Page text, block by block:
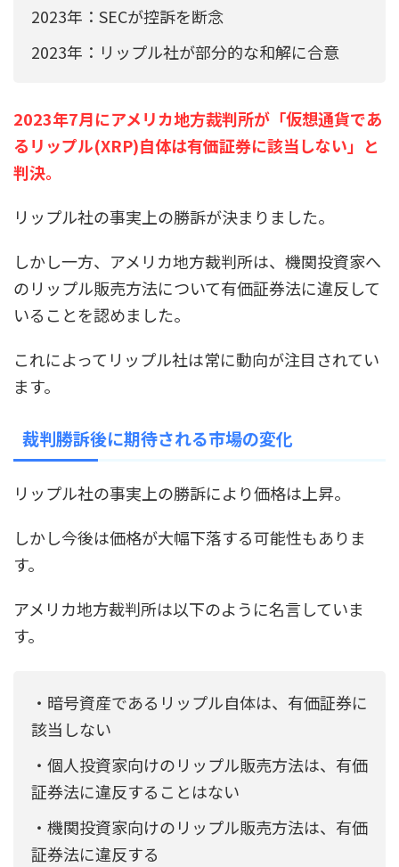
2023年：SECが控訴を断念
2023年：リップル社が部分的な和解に合意
2023年7月にアメリカ地方裁判所が「仮想通貨であ
るリップル(XRP)自体は有価証券に該当しない」と
判決。
リップル社の事実上の勝訴が決まりました。
しかし一方、アメリカ地方裁判所は、機関投資家へ
のリップル販売方法について有価証券法に違反して
いることを認めました。
これによってリップル社は常に動向が注目されてい
ます。
裁判勝訴後に期待される市場の変化
リップル社の事実上の勝訴により価格は上昇。
しかし今後は価格が大幅下落する可能性もありま
す。
アメリカ地方裁判所は以下のように名言していま
す。
・暗号資産であるリップル自体は、有価証券に
該当しない
・個人投資家向けのリップル販売方法は、有価
証券法に違反することはない
・機関投資家向けのリップル販売方法は、有価
証券法に違反する